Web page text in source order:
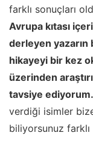
farklı sonuçları
Avrupa kıtası
derleyen yazarın
hikayeyi bir kez
üzerinden
tavsiye ediyorum.
verdiği isimler
biliyorsunuz